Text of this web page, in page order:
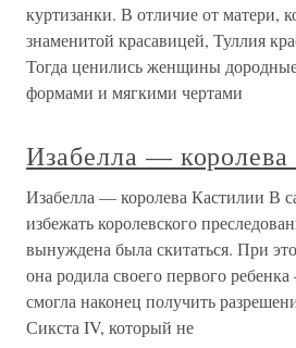
куртизанки. В отличие от матери,
знаменитой красавицей, Туллия
Тогда ценились женщины
формами и мягкими чертами
Изабелла —
Изабелла — королева Кастилии В
избежать королевского
вынуждена была скитаться. При
она родила своего первого
смогла наконец получить
Сикста IV, который не